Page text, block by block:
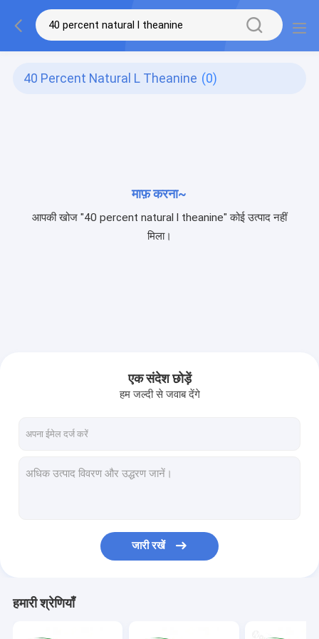
40 Percent Natural L Theanine (0)
माफ़ करना~
आपकी खोज "40 percent natural l theanine" कोई उत्पाद नहीं
मिला।
एक संदेश छोड़ें
हम जल्दी से जवाब देंगे
जारी रखें
हमारी श्रेणियाँ